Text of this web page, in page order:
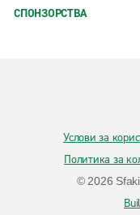
СПОНЗОРСТВА
Услови за
Политика за
© 2026